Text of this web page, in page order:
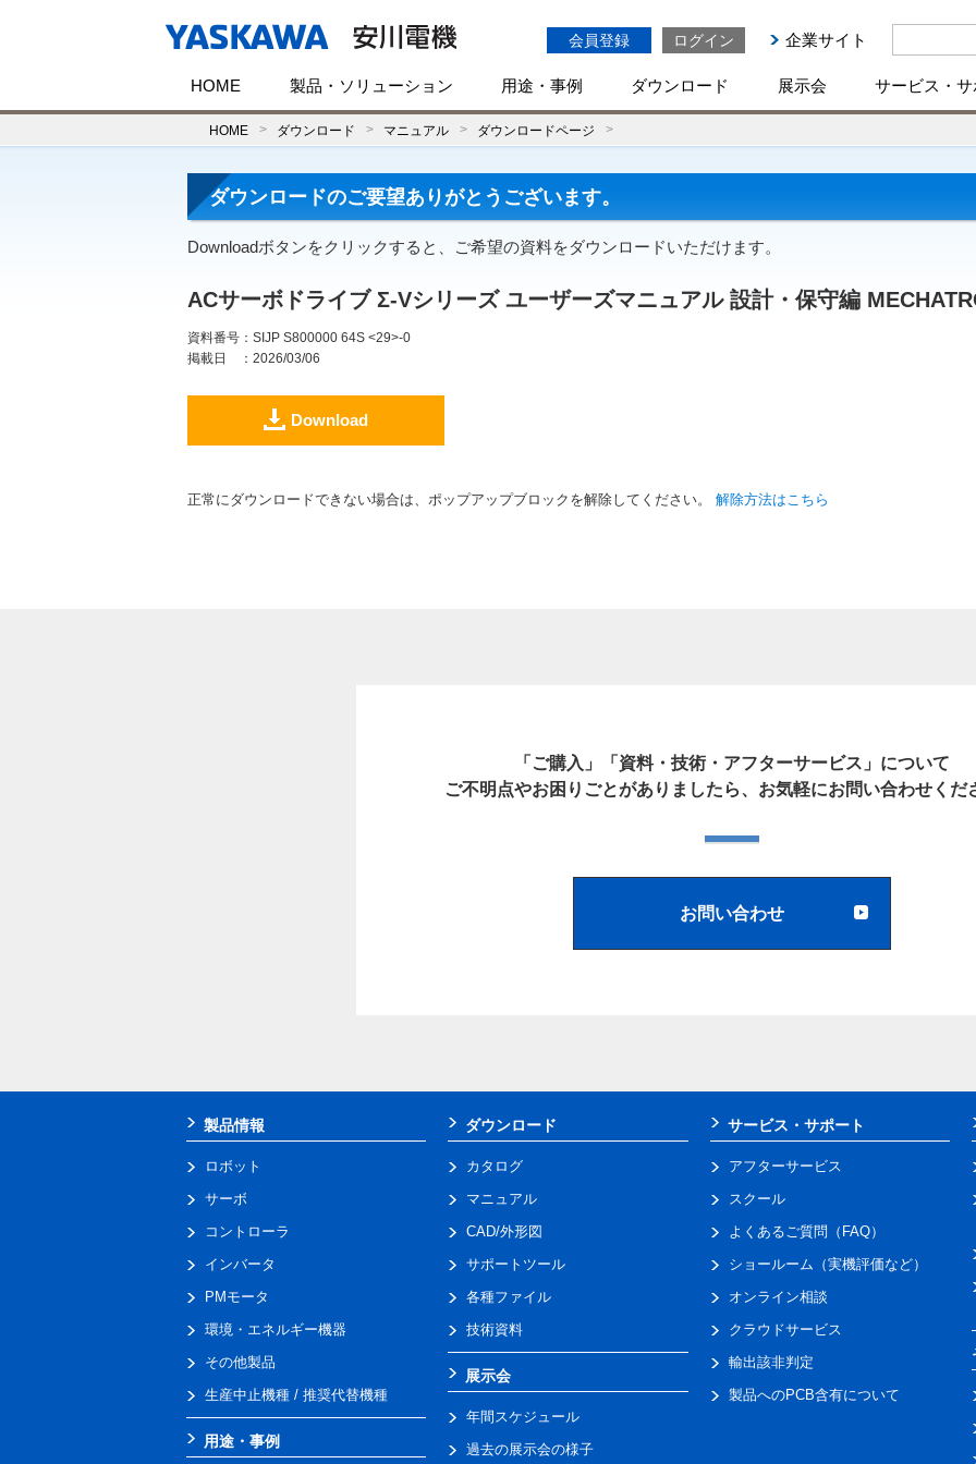
会員登録 ログイン 企業サイト
HOME 製品・ソリューション 用途・事例 ダウンロード 展示会 サービス・
HOME ダウンロード マニュアル ダウンロードページ
ダウンロードのご要望ありがとうございます。
Downloadボタンをクリックすると、ご希望の資料をダウンロードいただけます。
ACサーボドライブ Σ-Vシリーズ ユーザーズマニュアル 設計・保守編
資料番号 ：SIJP S800000 64S <29>-0
掲載日
：2026/03/06
Download
正常にダウンロードできない場合は、ポップアップブロックを解除してください。 解除方法はこちら
「ご購入」「資料・技術・アフターサービス」について
ご不明点やお困りごとがありましたら、お気軽にお問い合わせくだ
お問い合わせ
製品情報
ロボット
サーボ
コントローラ
インバータ
PMモータ
環境・エネルギー機器
その他製品
生産中止機種 / 推奨代替機種
用途・事例
ダウンロード
カタログ
マニュアル
CAD/外形図
サポートツール
各種ファイル
技術資料
展示会
年間スケジュール
過去の展示会の様子
サービス・サポート
アフターサービス
スクール
よくあるご質問（FAQ）
ショールーム（実機評価など）
オンライン相談
クラウドサービス
輸出該非判定
製品へのPCB含有について